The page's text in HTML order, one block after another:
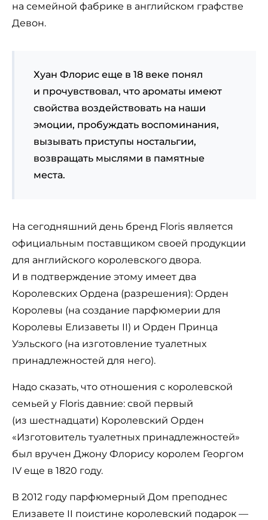
на семейной фабрике в английском графстве
Девон.
Хуан Флорис еще в 18 веке понял
и прочувствовал, что ароматы имеют
свойства воздействовать на наши
эмоции, пробуждать воспоминания,
вызывать приступы ностальгии,
возвращать мыслями в памятные
места.
На сегодняшний день бренд Floris является
официальным поставщиком своей продукции
для английского королевского двора.
И в подтверждение этому имеет два
Королевских Ордена (разрешения): Орден
Королевы (на создание парфюмерии для
Королевы Елизаветы II) и Орден Принца
Уэльского (на изготовление туалетных
принадлежностей для него).
Надо сказать, что отношения с королевской
семьей у Floris давние: свой первый
(из шестнадцати) Королевский Орден
«Изготовитель туалетных принадлежностей»
был вручен Джону Флорису королем Георгом
IV еще в 1820 году.
В 2012 году парфюмерный Дом преподнес
Елизавете II поистине королевский подарок —